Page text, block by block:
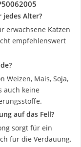
Alter?
erwachsene Katzen
empfehlenswert
Weizen, Mais, Soja,
auch keine
auf das Fell?
sorgt für ein
für die Verdauung.